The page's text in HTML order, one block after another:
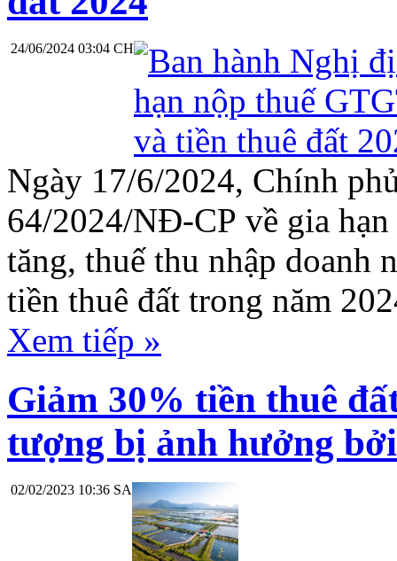
24/06/2024 03:04 CH
Ngày 17/6/2024, Chính
64/2024/NĐ-CP về gia
tăng, thuế thu nhập doanh
tiền thuê đất trong năm
Xem tiếp »
Giảm 30% tiền thuê
tượng bị ảnh hưởng
02/02/2023 10:36 SA